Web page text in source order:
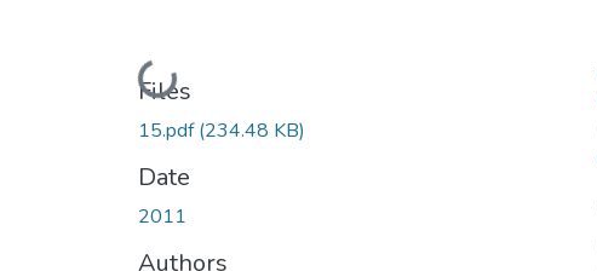
Loading...
Files
15.pdf(234.48 KB)
Date
2011
Authors